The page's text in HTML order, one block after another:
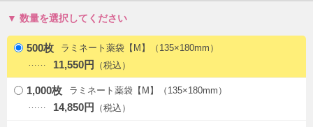
数量を選択してください
500枚 ラミネート薬袋【M】（135×180mm）
11,550円
1,000枚 ラミネート薬袋【M】（135×180mm）
14,850円